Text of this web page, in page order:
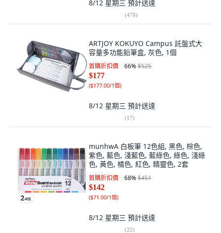
8/12 星期三 預計送達
(478)
ARTJOY KOKUYO Campus 託盤式大
容量多功能鉛筆盒, 灰色, 1個
首購折扣價 66%$525
$177
($177.00/1個)
8/12 星期三 預計送達
(17)
munhwA 白板筆 12色組, 黑色, 棕色,
紫色, 藍色, 淺藍色, 藍綠色, 綠色, 淺綠
色, 黃色, 橘色, 紅色, 精靈色, 2套
首購折扣價 68%$451
$142
($71.00/1個)
8/12 星期三 預計送達
(22)